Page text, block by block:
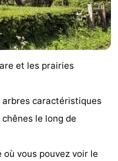
et les prairies
arbres caractéristiques
le long de
vous pouvez voir le